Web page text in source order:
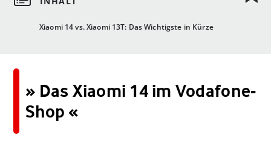
Xiaomi 14 vs. Xiaomi 13T: Das Wichtigste in Kürze
» Das Xiaomi 14 im Vodafone-
Shop «